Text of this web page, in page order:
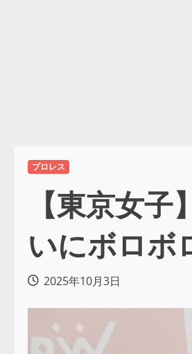
プロレス
【東京女
いにボロボ
2025年10月3日